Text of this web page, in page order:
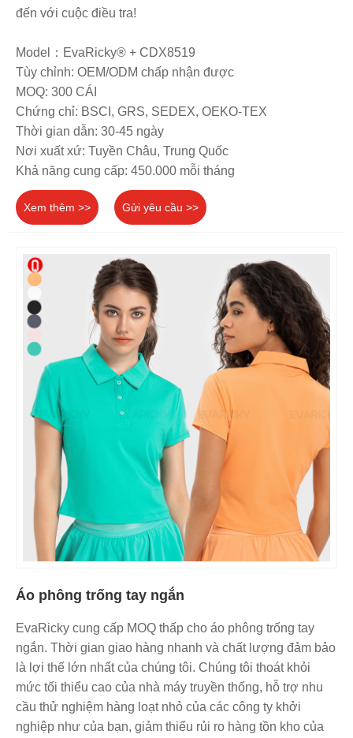
đến với cuộc điều tra!
Model：EvaRicky® + CDX8519
Tùy chỉnh: OEM/ODM chấp nhận được
MOQ: 300 CÁI
Chứng chỉ: BSCI, GRS, SEDEX, OEKO-TEX
Thời gian dẫn: 30-45 ngày
Nơi xuất xứ: Tuyền Châu, Trung Quốc
Khả năng cung cấp: 450.000 mỗi tháng
Xem thêm >> Gửi yêu cầu >>
Áo phông trống tay ngắn
EvaRicky cung cấp MOQ thấp cho áo phông trống tay
ngắn. Thời gian giao hàng nhanh và chất lượng đảm bảo
là lợi thế lớn nhất của chúng tôi. Chúng tôi thoát khỏi
mức tối thiểu cao của nhà máy truyền thống, hỗ trợ nhu
cầu thử nghiệm hàng loạt nhỏ của các công ty khởi
nghiệp như của bạn, giảm thiểu rủi ro hàng tồn kho của